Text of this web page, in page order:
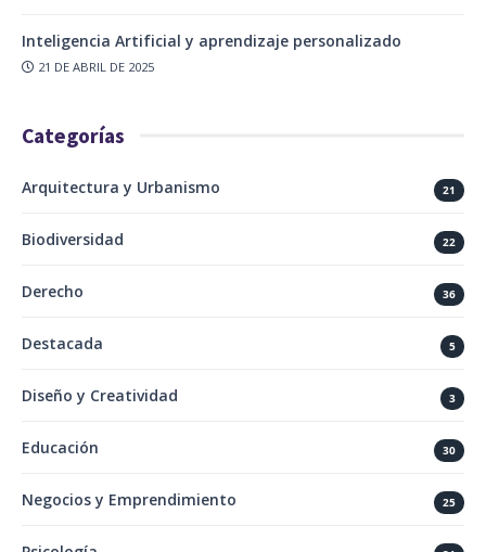
Inteligencia Artificial y aprendizaje personalizado
21 DE ABRIL DE 2025
Categorías
Arquitectura y Urbanismo 21
Biodiversidad 22
Derecho 36
Destacada 5
Diseño y Creatividad 3
Educación 30
Negocios y Emprendimiento 25